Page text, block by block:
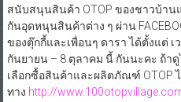
สนับสนุนสินค้า OTOP ของชาวบ้า
กันอุดหนุนสินค้าต่าง ๆ ผ่าน
ของตุ๊กกี้และเพื่อนๆ ดารา ได้ตั้งแต่ เ
กันยายน – 8 ตุลาคม นี้ กันนะคะ ถ้าดู
เลือกซื้อสินค้าและผลิตภัณฑ์ OTOP
ทาง http://